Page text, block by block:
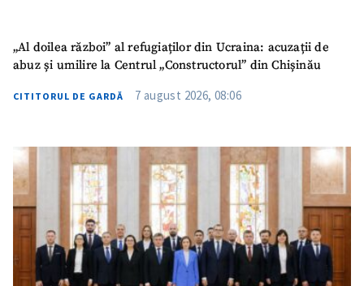
„Al doilea război” al refugiaților din Ucraina: acuzații de
abuz și umilire la Centrul „Constructorul” din Chișinău
CITITORUL DE GARDĂ 7 august 2026, 08:06
CONTACT SURSĂ
Sursă anonimă
Email+ Emailul meu
Telefon
+ Telefon personal
Am citit și sunt de
politica de